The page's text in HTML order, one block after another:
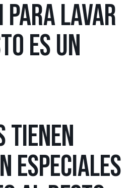
PARA LAVAR
ES UN
TIENEN
ESPECIALES